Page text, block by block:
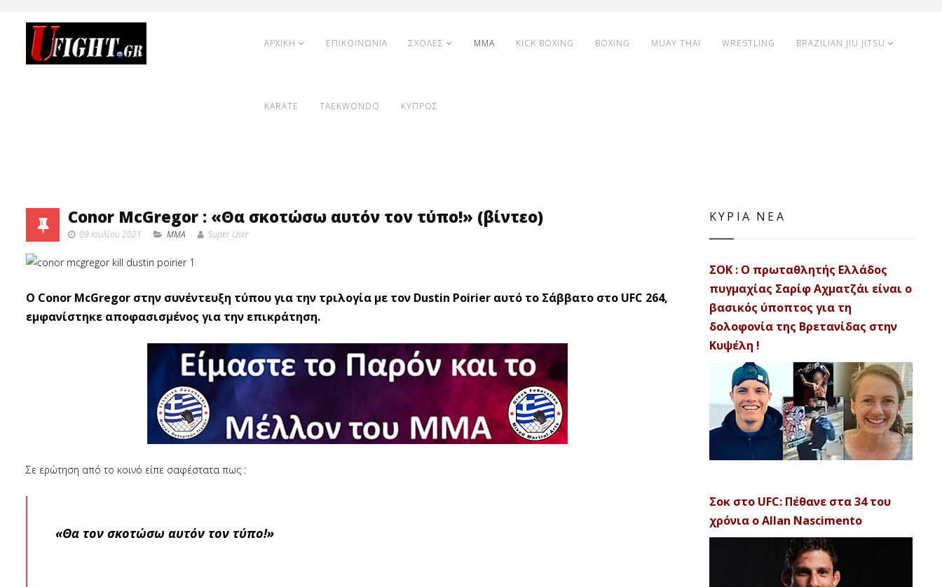
ΑΡΧΙΚΗ ΕΠΙΚΟΙΝΩΝΙΑ ΣΧΟΛΕΣ MMA KICK BOXING BOXING MUAY THAI WRESTLING BRAZILIAN JIU JITSU
KARATE TAEKWONDO ΚΥΠΡΟΣ
Conor McGregor : «Θα σκοτώσω αυτόν τον τύπο!» (βίντεο)
09 Ιουλίου 2021 MMA Super User
O Conor McGregor στην συνέντευξη τύπου για την τριλογία με τον Dustin Poirier αυτό το Σάββατο στο UFC 264,
εμφανίστηκε αποφασισμένος για την επικράτηση.
Σε ερώτηση από το κοινό είπε σαφέστατα πως :
«Θα τον σκοτώσω αυτόν τον τύπο!»
ΚΥΡΙΑ ΝΕΑ
ΣΟΚ : Ο πρωταθλητής Ελλάδος
πυγμαχίας Σαρίφ Αχματζάι είναι ο
βασικός ύποπτος για τη
δολοφονία της Βρετανίδας στην
Κυψέλη !
Σοκ στο UFC: Πέθανε στα 34 του
χρόνια ο Allan Nascimento